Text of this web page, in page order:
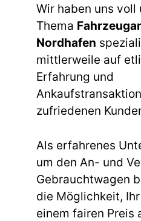
Wir haben uns voll
Thema
Nordhafen
mittlerweile auf
Erfahrung und
zufriedenen
Als erfahrenes
um den An- und
Gebrauchtwagen
die Möglichkeit,
einem fairen Preis